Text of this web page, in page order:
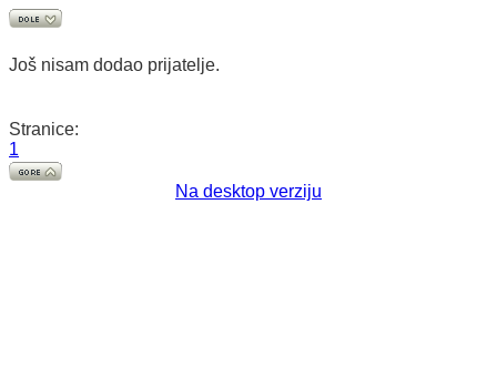
Još nisam dodao prijatelje.
Stranice:
1
Na desktop verziju